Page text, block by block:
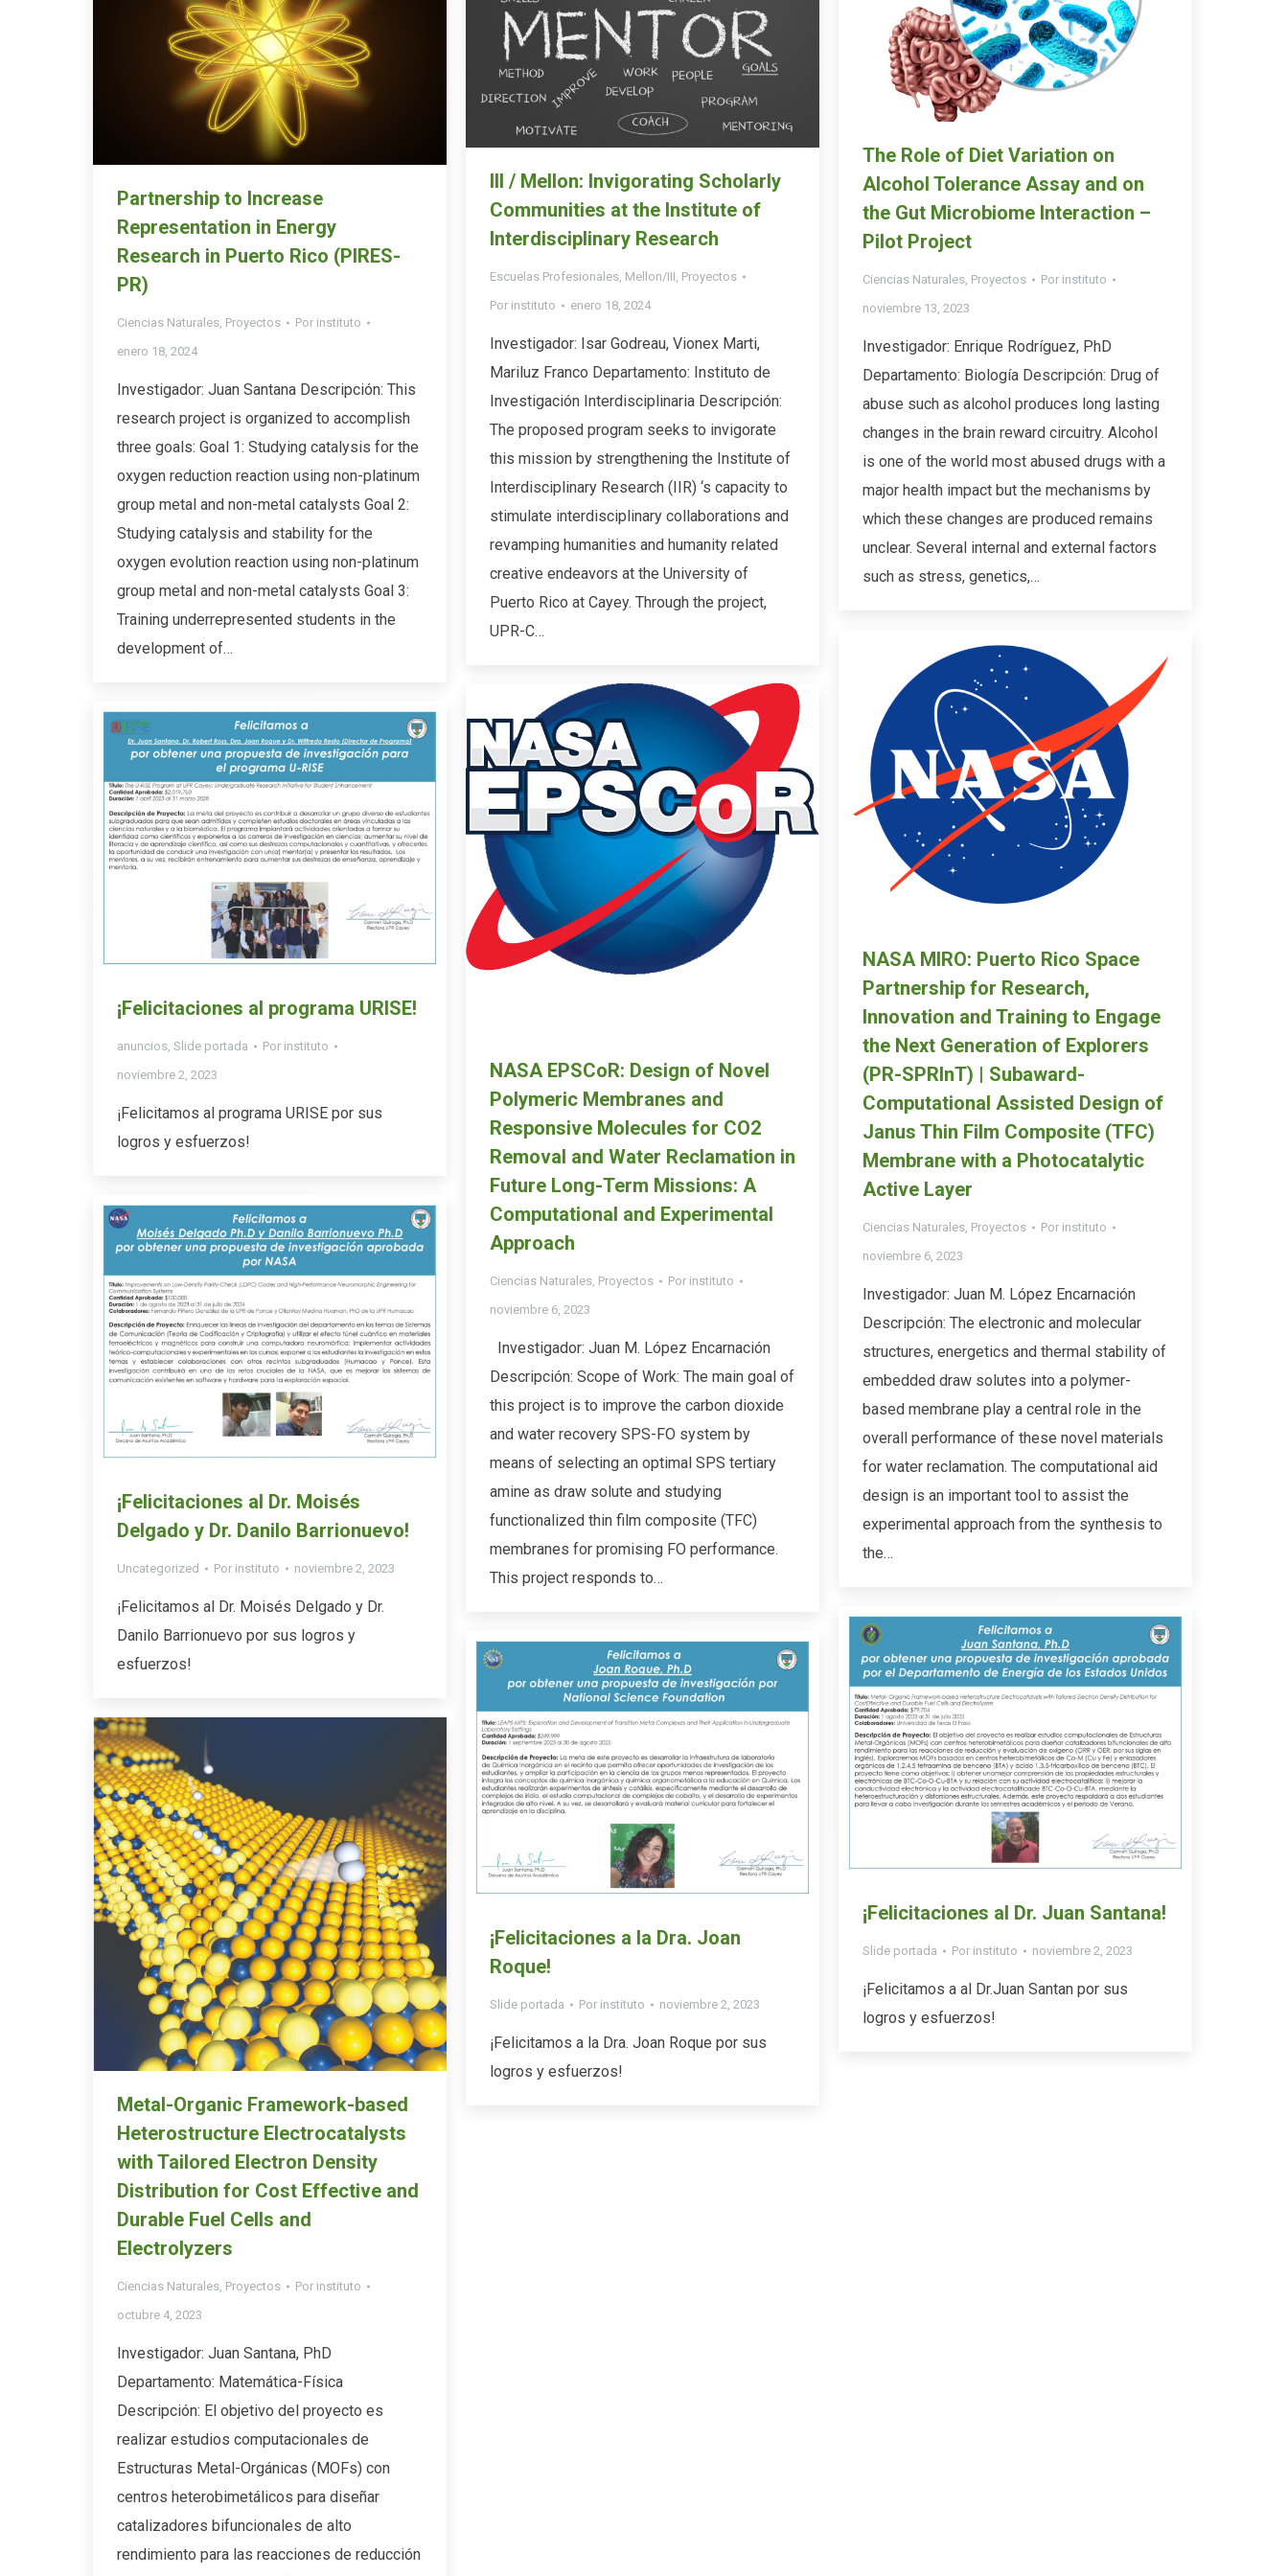
Partnership to Increase
Representation in Energy
Research in Puerto Rico (PIRES-
PR)
Ciencias Naturales, Proyectos Por instituto
enero 18, 2024
Investigador: Juan Santana Descripción: This
research project is organized to accomplish
three goals: Goal 1: Studying catalysis for the
oxygen reduction reaction using non-platinum
group metal and non-metal catalysts Goal 2:
Studying catalysis and stability for the
oxygen evolution reaction using non-platinum
group metal and non-metal catalysts Goal 3:
Training underrepresented students in the
development of…
III / Mellon: Invigorating Scholarly
Communities at the Institute of
Interdisciplinary Research
Escuelas Profesionales Mellon/III Proyectos
Por instituto enero 18, 2024
Investigador: Isar Godreau, Vionex Marti,
Mariluz Franco Departamento: Instituto de
Investigación Interdisciplinaria Descripción:
The proposed program seeks to invigorate
this mission by strengthening the Institute of
Interdisciplinary Research (IIR) ‘s capacity to
stimulate interdisciplinary collaborations and
revamping humanities and humanity related
creative endeavors at the University of
Puerto Rico at Cayey. Through the project,
UPR-C…
The Role of Diet Variation on
Alcohol Tolerance Assay and on
the Gut Microbiome Interaction –
Pilot Project
Ciencias Naturales, Proyectos Por instituto
noviembre 13, 2023
Investigador: Enrique Rodríguez, PhD
Departamento: Biología Descripción: Drug of
abuse such as alcohol produces long lasting
changes in the brain reward circuitry. Alcohol
is one of the world most abused drugs with a
major health impact but the mechanisms by
which these changes are produced remains
unclear. Several internal and external factors
such as stress, genetics,…
NASA MIRO: Puerto Rico Space
Partnership for Research,
Innovation and Training to Engage
the Next Generation of Explorers
(PR-SPRlnT) | Subaward-
Computational Assisted Design of
Janus Thin Film Composite (TFC)
Membrane with a Photocatalytic
Active Layer
Ciencias Naturales Proyectos Por instituto
noviembre 6, 2023
Investigador: Juan M. López Encarnación
Descripción: The electronic and molecular
structures, energetics and thermal stability of
embedded draw solutes into a polymer-
based membrane play a central role in the
overall performance of these novel materials
for water reclamation. The computational aid
design is an important tool to assist the
experimental approach from the synthesis to
the…
NASA EPSCoR: Design of Novel
Polymeric Membranes and
Responsive Molecules for CO2
Removal and Water Reclamation in
Future Long-Term Missions: A
Computational and Experimental
Approach
Ciencias Naturales, Proyectos Por instituto
noviembre 6, 2023
Investigador: Juan M. López Encarnación
Descripción: Scope of Work: The main goal of
this project is to improve the carbon dioxide
and water recovery SPS-FO system by
means of selecting an optimal SPS tertiary
amine as draw solute and studying
functionalized thin film composite (TFC)
membranes for promising FO performance.
This project responds to…
¡Felicitaciones al programa URISE!
anuncios, Slide portada Por instituto
noviembre 2, 2023
¡Felicitamos al programa URISE por sus
logros y esfuerzos!
¡Felicitaciones al Dr. Moisés
Delgado y Dr. Danilo Barrionuevo!
Uncategorized Por instituto noviembre 2, 2023
¡Felicitamos al Dr. Moisés Delgado y Dr.
Danilo Barrionuevo por sus logros y
esfuerzos!
¡Felicitaciones al Dr. Juan Santana!
Slide portada Por instituto noviembre 2, 2023
¡Felicitamos a al Dr.Juan Santan por sus
logros y esfuerzos!
¡Felicitaciones a la Dra. Joan
Roque!
Slide portada Por instituto noviembre 2, 2023
¡Felicitamos a la Dra. Joan Roque por sus
logros y esfuerzos!
Metal-Organic Framework-based
Heterostructure Electrocatalysts
with Tailored Electron Density
Distribution for Cost Effective and
Durable Fuel Cells and
Electrolyzers
Ciencias Naturales, Proyectos Por instituto
octubre 4, 2023
Investigador: Juan Santana, PhD
Departamento: Matemática-Física
Descripción: El objetivo del proyecto es
realizar estudios computacionales de
Estructuras Metal-Orgánicas (MOFs) con
centros heterobimetálicos para diseñar
catalizadores bifuncionales de alto
rendimiento para las reacciones de reducción